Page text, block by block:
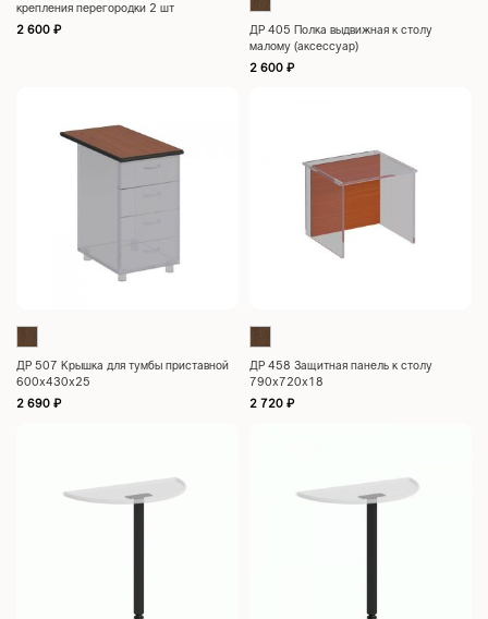
крепления перегородки 2 шт
2 600 ₽
ДР 405 Полка выдвижная к столу
малому (аксессуар)
2 600 ₽
ДР 507 Крышка для тумбы приставной
600x430x25
2 690 ₽
ДР 458 Защитная панель к столу
790х720х18
2 720 ₽